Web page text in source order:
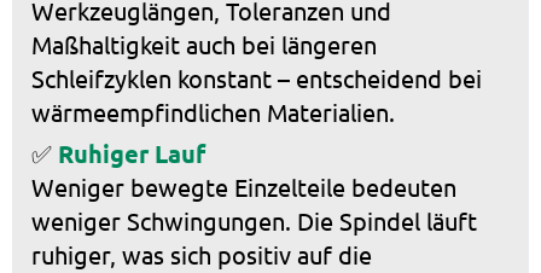
Werkzeuglängen, Toleranzen und
Maßhaltigkeit auch bei längeren
Schleifzyklen konstant – entscheidend bei
wärmeempfindlichen Materialien.
✅ Ruhiger Lauf
Weniger bewegte Einzelteile bedeuten
weniger Schwingungen. Die Spindel läuft
ruhiger, was sich positiv auf die